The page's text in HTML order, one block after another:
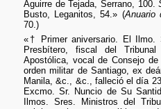
Aguirre de Tejada, Serrano, 100.
Busto, Leganitos, 54.» (Anuario
70.)
«† Primer aniversario. El Ilmo.
Presbítero, fiscal del
Apostólica, vocal de Consejo
orden militar de Santiago, ex
Manila, &c., &c., falleció el día
Excmo. Sr. Nuncio de Su
Ilmos. Sres. Ministros del